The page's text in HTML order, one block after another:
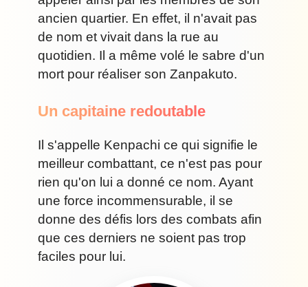
ancien quartier. En effet, il n'avait pas
de nom et vivait dans la rue au
quotidien. Il a même volé le sabre d'un
mort pour réaliser son Zanpakuto.
Un capitaine redoutable
Il s'appelle Kenpachi ce qui signifie le
meilleur combattant, ce n'est pas pour
rien qu'on lui a donné ce nom. Ayant
une force incommensurable, il se
donne des défis lors des combats afin
que ces derniers ne soient pas trop
faciles pour lui.